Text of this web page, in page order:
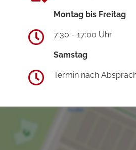
Montag bis Freitag
7:30 - 17:00 Uhr
Samstag
Termin nach